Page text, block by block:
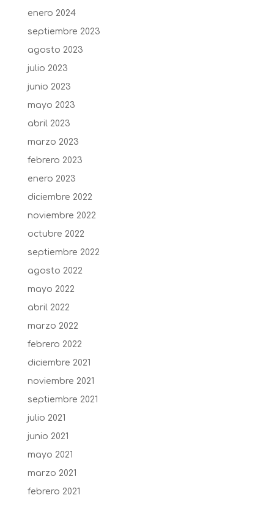
enero 2024
septiembre 2023
agosto 2023
julio 2023
junio 2023
mayo 2023
abril 2023
marzo 2023
febrero 2023
enero 2023
diciembre 2022
noviembre 2022
octubre 2022
septiembre 2022
agosto 2022
mayo 2022
abril 2022
marzo 2022
febrero 2022
diciembre 2021
noviembre 2021
septiembre 2021
julio 2021
junio 2021
mayo 2021
marzo 2021
febrero 2021